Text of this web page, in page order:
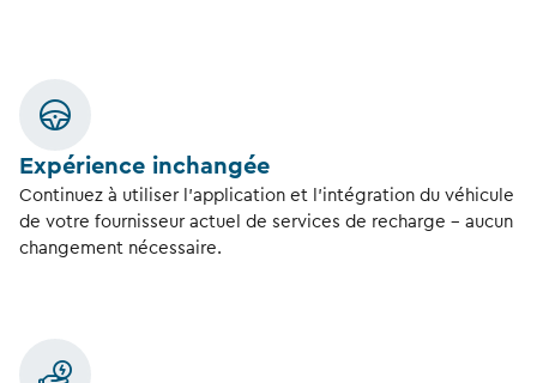
Expérience inchangée
Continuez à utiliser l’application et l’intégration du véhicule
de votre fournisseur actuel de services de recharge – aucun
changement nécessaire.